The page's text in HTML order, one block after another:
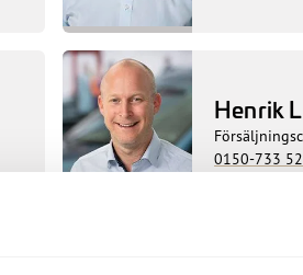
Henrik
0150-733 52